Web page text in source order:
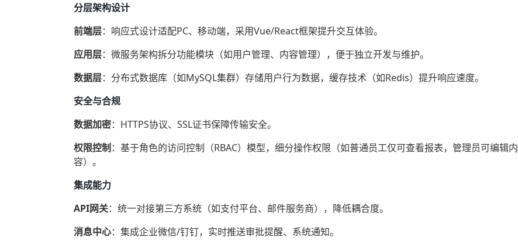
分层架构设计
前端层‌：响应式设计适配PC、移动端，采用Vue/React框架提升交互体验。
应用层‌：微服务架构拆分功能模块（如用户管理、内容管理），便于独立开发与维护。
数据层‌：分布式数据库（如MySQL集群）存储用户行为数据，缓存技术（如Redis）提升响应速度。
安全与合规
数据加密‌：HTTPS协议、SSL证书保障传输安全。
权限控制 ‌：基于角色的访问控制（RBAC）模型，细分操作权限（如普通员工仅可查看报表，管理员可编辑内
容）。
集成能力
API网关‌：统一对接第三方系统（如支付平台、邮件服务商），降低耦合度。
消息中心‌：集成企业微信/钉钉，实时推送审批提醒、系统通知。